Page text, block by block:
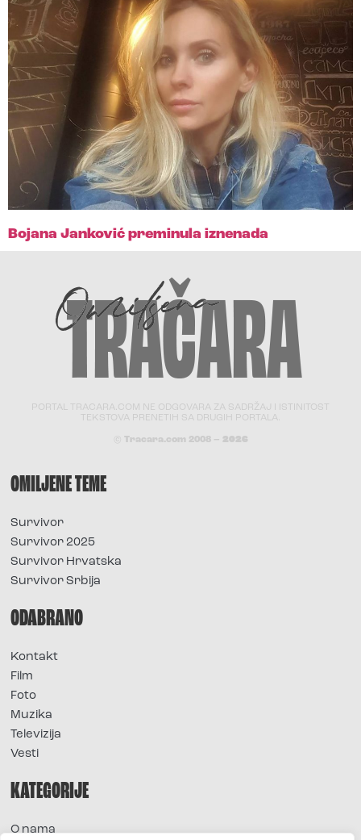
Bojana Janković preminula iznenada
PORTAL TRACARA.COM NE ODGOVARA ZA SADRŽAJ I ISTINITOST
TEKSTOVA PRENETIH SA DRUGIH PORTALA.
© Tracara.com 2008 – 2026
OMILJENE TEME
Survivor
Survivor 2025
Survivor Hrvatska
Survivor Srbija
ODABRANO
Kontakt
Film
Foto
Muzika
Televizija
Vesti
KATEGORIJE
O nama